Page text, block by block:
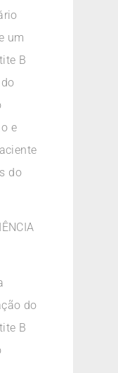
um
B
e
do
do
B